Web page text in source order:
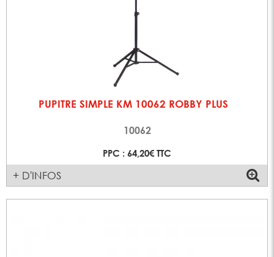
PUPITRE SIMPLE KM 10062 ROBBY PLUS
10062
PPC : 64,20€ TTC
+ D'INFOS